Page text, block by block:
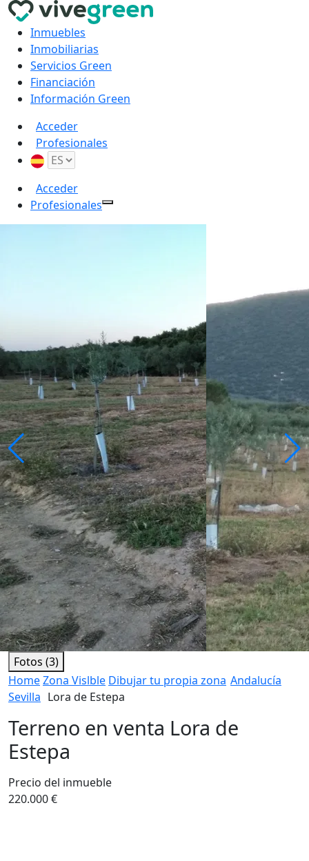
Inmuebles
Inmobiliarias
Servicios Green
Financiación
Información Green
Acceder
Profesionales
Acceder
Profesionales
Fotos (3)
HomeZona Vislble Dibujar tu propia zona Andalucía
Sevilla Lora de Estepa
Terreno en venta Lora de
Estepa
Precio del inmueble
220.000 €